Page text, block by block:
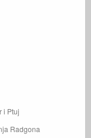
i Ptuj
Radgona